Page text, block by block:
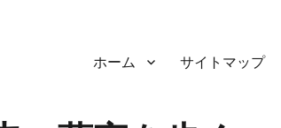
ホーム サイトマップ